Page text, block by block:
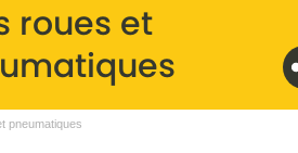
roues et
pneumatiques